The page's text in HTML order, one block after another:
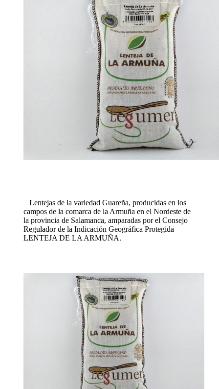
Lentejas de la variedad Guareña, producidas en los
campos de la comarca de la Armuña en el Nordeste de
la provincia de Salamanca, amparadas por el Consejo
Regulador de la Indicación Geográfica Protegida
LENTEJA DE LA ARMUÑA.